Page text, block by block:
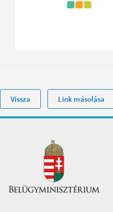
Vissza Link másolása